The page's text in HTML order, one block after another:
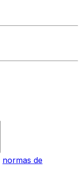
normas de